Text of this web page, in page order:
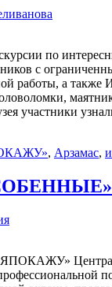
по
с
работы, а также
участники
, Арзамас,
Центра